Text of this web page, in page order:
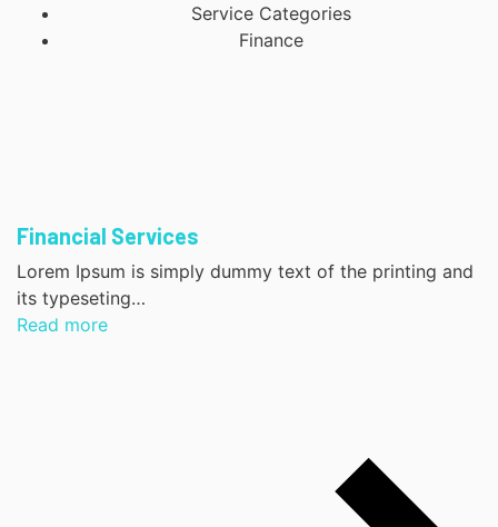
Service Categories
Finance
Financial Services
Lorem Ipsum is simply dummy text of the printing and
its typeseting…
Read more